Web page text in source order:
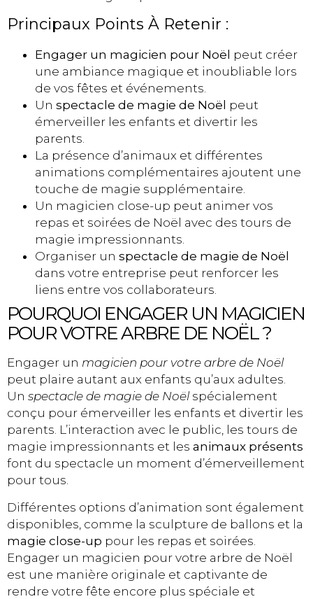
Principaux Points À Retenir :
Engager un magicien pour Noël peut créer
une ambiance magique et inoubliable lors
de vos fêtes et événements.
Un spectacle de magie de Noël peut
émerveiller les enfants et divertir les
parents.
La présence d’animaux et différentes
animations complémentaires ajoutent une
touche de magie supplémentaire.
Un magicien close-up peut animer vos
repas et soirées de Noël avec des tours de
magie impressionnants.
Organiser un spectacle de magie de Noël
dans votre entreprise peut renforcer les
liens entre vos collaborateurs.
POURQUOI ENGAGER UN MAGICIEN
POUR VOTRE ARBRE DE NOËL ?
Engager un magicien pour votre arbre de Noël
peut plaire autant aux enfants qu’aux adultes.
Un spectacle de magie de Noëlspécialement
conçu pour émerveiller les enfants et divertir les
parents. L’interaction avec le public, les tours de
magie impressionnants et les animaux présents
font du spectacle un moment d’émerveillement
pour tous.
Différentes options d’animation sont également
disponibles, comme la sculpture de ballons et la
magie close-up pour les repas et soirées.
Engager un magicien pour votre arbre de Noël
est une manière originale et captivante de
rendre votre fête encore plus spéciale et